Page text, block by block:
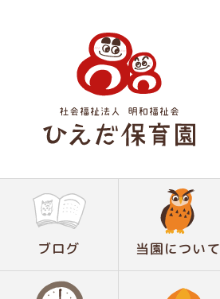
稗田保育園
ブログ 当園について